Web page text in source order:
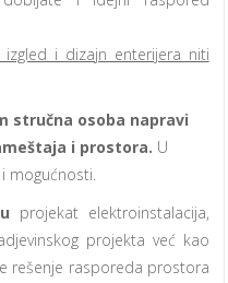
i dizajn enterijera niti
stručna osoba napravi
i prostora. U
mogućnosti.
projekat elektroinstalacija,
projekta već kao
rešenje rasporeda prostora